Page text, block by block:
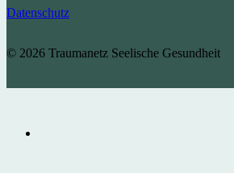
Datenschutz
© 2026 Traumanetz Seelische Gesundheit